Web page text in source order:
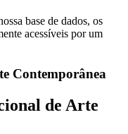
base de dados, os
acessíveis por um
Contemporânea
de Arte